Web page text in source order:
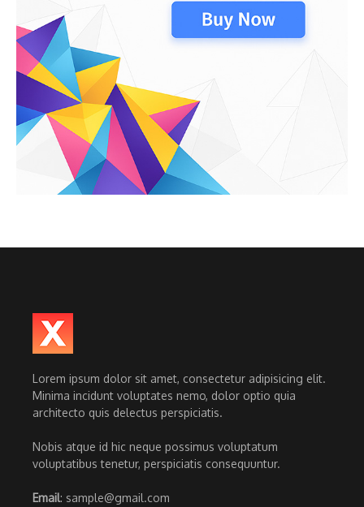
Lorem ipsum dolor sit amet, consectetur adipisicing elit.
Minima incidunt voluptates nemo, dolor optio quia
architecto quis delectus perspiciatis.
Nobis atque id hic neque possimus voluptatum
voluptatibus tenetur, perspiciatis consequuntur.
Email: sample@gmail.com